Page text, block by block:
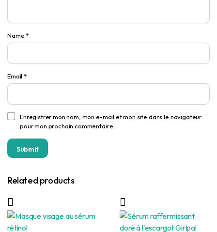
Name *
Email *
Enregistrer mon nom, mon e-mail et mon site dans le navigateur
pour mon prochain commentaire.
Related products